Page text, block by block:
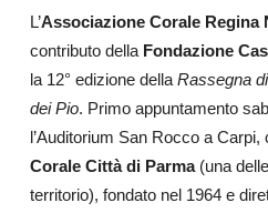
L’Associazione Corale Regina
contributo della Fondazione
la 12° edizione della Rassegna
dei Pio. Primo appuntamento
l’Auditorium San Rocco a Carpi,
Corale Città di Parma(una
territorio), fondato nel 1964 e